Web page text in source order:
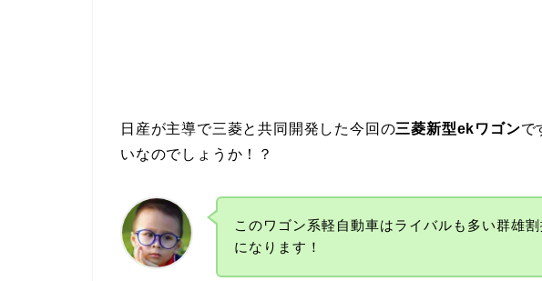
日産が主導で三菱と共同開発した今回の三菱新型ekワゴンで
いなのでしょうか！？
このワゴン系軽自動車はライバルも多い群雄
になります！